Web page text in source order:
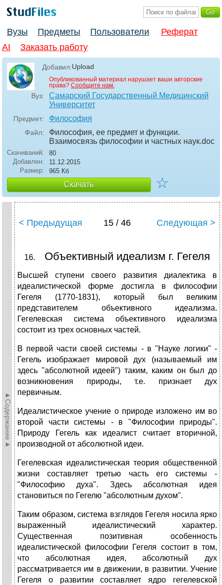
Вузы Предметы Пользователи
Реферат
AI
Заказать работу
Добавил:Upload
Опубликованный материал нарушает ваши авторские
права? Сообщите нам.
Вуз:
Самарский Государственный Медицинский
Университет
Предмет: Философия
Файл:
Философия, ее предмет и функции.
Взаимосвязь философии и частных наук.doc
Скачиваний:
80
Добавлен:
11.12.2015
Размер:
965 Кб
Скачать ☆
►Содержание►
< Предыдущая 15 / 46 Следующая >
Объективный идеализм г. Гегеля
Высшей ступени своего развития диалектика в
идеалистической форме достигла в философии
Гегеля (1770-1831), который был великим
представителем объективного идеализма.
Гегелевская система объективного идеализма
состоит из трех основных частей.
В первой части своей системы - в "Науке логики" -
Гегель изображает мировой дух (называемый им
здесь "абсолютной идеей") таким, каким он был до
возникновения природы, т.е. признает дух
первичным.
Идеалистическое учение о природе изложено им во
второй части системы - в "Философии природы".
Природу Гегель как идеалист считает вторичной,
производной от абсолютной идеи.
Гегелевская идеалистическая теория общественной
жизни составляет третью часть его системы -
"Философию духа". Здесь абсолютная идея
становиться по Гегелю "абсолютным духом".
Таким образом, система взглядов Гегеля носила ярко
выраженный идеалистический характер.
Существенная позитивная особенность
идеалистической философии Гегеля состоит в том,
что абсолютная идея, абсолютный дух
рассматривается им в движении, в развитии. Учение
Гегеля о развитии составляет ядро гегелевской